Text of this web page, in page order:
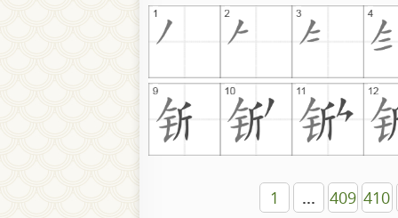
1 ... 409 410